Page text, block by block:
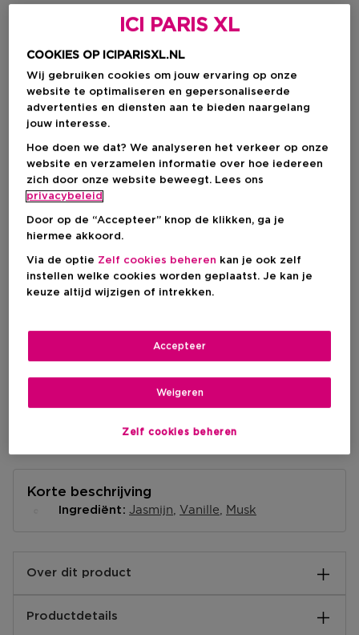
Kies je formaat
90 ML
90 ML
€ 36,99
€ 36,99
IN WINKELMANDJE
Ophalen in een winkel
Selecteer een winkel
Korte beschrijving
Ingrediënt Jasmijn Vanille Musk
Over dit product
verrassingen. Na het zachte fruit ontstaat een
Productdetails
ICI PARIS XL
COOKIES OP ICIPARISXL.NL
Wij gebruiken cookies om jouw ervaring op onze
website te optimaliseren en gepersonaliseerde
advertenties en diensten aan te bieden naargelang
jouw interesse.
Hoe doen we dat? We analyseren het verkeer op onze
website en verzamelen informatie over hoe iedereen
zich door onze website beweegt. Lees ons
privacybeleid
Door op de “Accepteer” knop de klikken, ga je
hiermee akkoord.
Via de optie Zelf cookies beheren kan je ook zelf
instellen welke cookies worden geplaatst. Je kan je
keuze altijd wijzigen of intrekken.
Zelf cookies beheren
Weigeren
Accepteer